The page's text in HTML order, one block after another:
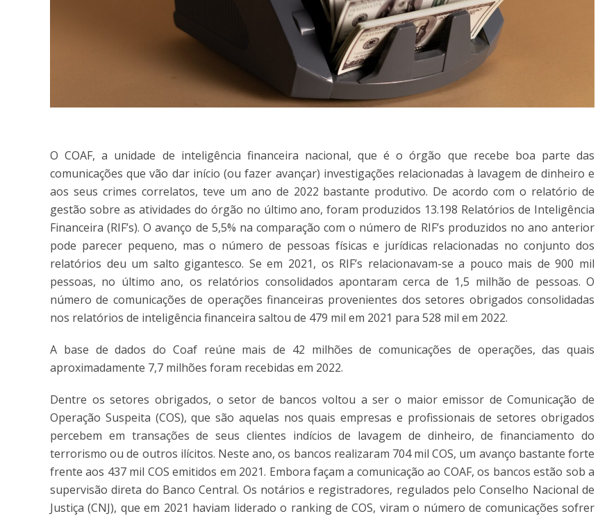
O COAF, a unidade de inteligência financeira nacional, que é o órgão que recebe boa parte das
comunicações que vão dar início (ou fazer avançar) investigações relacionadas à lavagem de dinheiro e
aos seus crimes correlatos, teve um ano de 2022 bastante produtivo. De acordo com o relatório de
gestão sobre as atividades do órgão no último ano, foram produzidos 13.198 Relatórios de Inteligência
Financeira (RIF’s). O avanço de 5,5% na comparação com o número de RIF’s produzidos no ano anterior
pode parecer pequeno, mas o número de pessoas físicas e jurídicas relacionadas no conjunto dos
relatórios deu um salto gigantesco. Se em 2021, os RIF’s relacionavam-se a pouco mais de 900 mil
pessoas, no último ano, os relatórios consolidados apontaram cerca de 1,5 milhão de pessoas. O
número de comunicações de operações financeiras provenientes dos setores obrigados consolidadas
nos relatórios de inteligência financeira saltou de 479 mil em 2021 para 528 mil em 2022.
A base de dados do Coaf reúne mais de 42 milhões de comunicações de operações, das quais
aproximadamente 7,7 milhões foram recebidas em 2022.
Dentre os setores obrigados, o setor de bancos voltou a ser o maior emissor de Comunicação de
Operação Suspeita (COS), que são aquelas nos quais empresas e profissionais de setores obrigados
percebem em transações de seus clientes indícios de lavagem de dinheiro, de financiamento do
terrorismo ou de outros ilícitos. Neste ano, os bancos realizaram 704 mil COS, um avanço bastante forte
frente aos 437 mil COS emitidos em 2021. Embora façam a comunicação ao COAF, os bancos estão sob a
supervisão direta do Banco Central. Os notários e registradores, regulados pelo Conselho Nacional de
Justiça (CNJ), que em 2021 haviam liderado o ranking de COS, viram o número de comunicações sofrer